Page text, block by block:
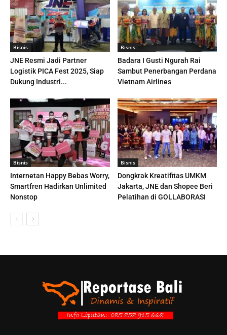
Bisnis
JNE Resmi Jadi Partner
Logistik PICA Fest 2025, Siap
Dukung Industri...
Bisnis
Badara I Gusti Ngurah Rai
Sambut Penerbangan Perdana
Vietnam Airlines
Bisnis
Internetan Happy Bebas Worry,
Smartfren Hadirkan Unlimited
Nonstop
Bisnis
Dongkrak Kreatifitas UMKM
Jakarta, JNE dan Shopee Beri
Pelatihan di GOLLABORASI